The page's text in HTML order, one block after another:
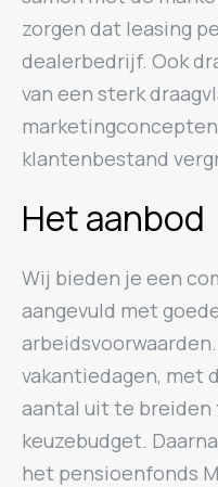
zorgen dat leasing
dealerbedrijf. Ook
van een sterk
klantenbestand
Het aanbod
Wij bieden je een
aangevuld met
vakantiedagen, met
aantal uit te breiden
keuzebudget.
het pensioenfonds